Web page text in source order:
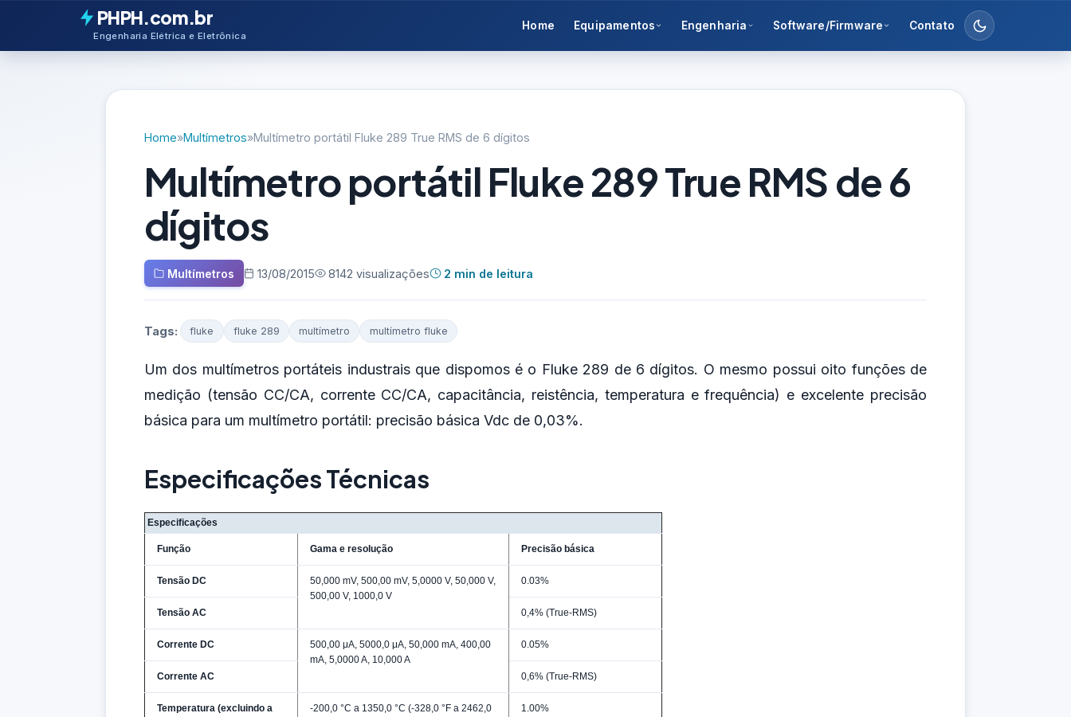
PHPH.com.br
Engenharia Elétrica e Eletrônica
Home Equipamentos Engenharia Software/Firmware Contato
Home»Multímetros»Multímetro portátil Fluke 289 True RMS de 6 dígitos
Multímetro portátil Fluke 289 True RMS de 6
dígitos
Multímetros 13/08/2015 8142 visualizações 2 min de leitura
Tags: fluke fluke 289 multímetro multímetro fluke
Um dos multímetros portáteis industrais que dispomos é o Fluke 289 de 6 dígitos. O mesmo possui oito funções de
medição (tensão CC/CA, corrente CC/CA, capacitância, reistência, temperatura e frequência) e excelente precisão
básica para um multímetro portátil: precisão básica Vdc de 0,03%.
Especificações Técnicas
Especificações
Função Gama e resolução Precisão básica
Tensão DC
50,000 mV, 500,00 mV, 5,0000 V, 50,000 V,
500,00 V, 1000,0 V
0.03%
Tensão AC 0,4% (True-RMS)
Corrente DC
500,00 μA, 5000,0 μA, 50,000 mA, 400,00
mA, 5,0000 A, 10,000 A
0.05%
Corrente AC 0,6% (True-RMS)
Temperatura (excluindo a
-200,0 °C a 1350,0 °C (-328,0 °F a 2462,0
1.00%